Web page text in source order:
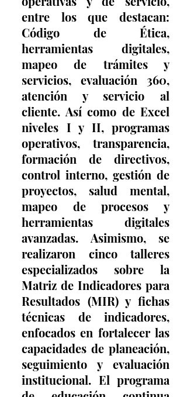
entre los que destacan:
Código de Ética,
herramientas digitales,
mapeo de trámites y
servicios, evaluación 360,
atención y servicio al
cliente. Así como de Excel
niveles I y II, programas
operativos, transparencia,
formación de directivos,
control interno, gestión de
proyectos, salud mental,
mapeo de procesos y
herramientas digitales
avanzadas. Asimismo, se
realizaron cinco talleres
especializados sobre la
Matriz de Indicadores para
Resultados (MIR) y fichas
técnicas de indicadores,
enfocados en fortalecer las
capacidades de planeación,
seguimiento y evaluación
institucional. El programa